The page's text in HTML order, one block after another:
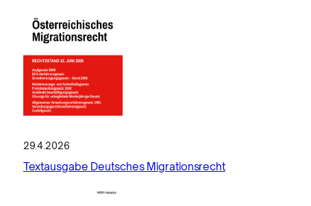
29.4.2026
Textausgabe Deutsches Migrationsrecht